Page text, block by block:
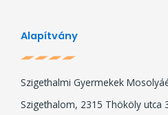
Alapítvány
Szigethalmi Gyermekek
Szigethalom, 2315 Thököly utca